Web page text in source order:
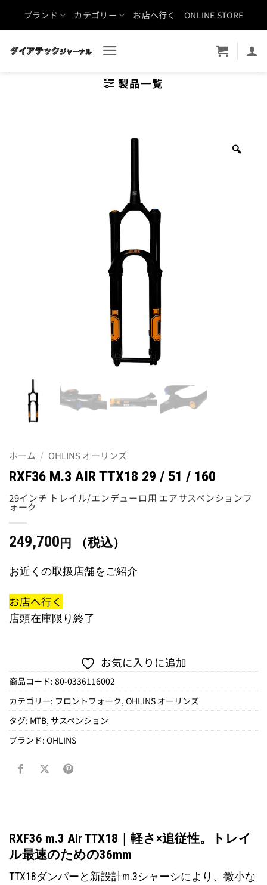
ブランド カテゴリー お店へ行く ONLINE STORE
製品一覧
ホーム / OHLINS オーリンズ
RXF36 M.3 AIR TTX18 29 / 51 / 160
29インチ トレイル/エンデューロ用 エアサスペンションフ
ォーク
249,700 円 （税込）
お近くの取扱店舗をご紹介
お店へ行く
店頭在庫限り終了
お気に入りに追加
商品コード: 80-0336116002
カテゴリー: フロントフォーク, OHLINS オーリンズ
タグ: MTB, サスペンション
ブランド: OHLINS
RXF36 m.3 Air TTX18｜軽さ×追従性。トレイ
ル最速のための36mm
TTX18ダンパーと新設計m.3シャーシにより、微小な